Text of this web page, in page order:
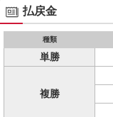
払戻金
種類
単勝
複勝